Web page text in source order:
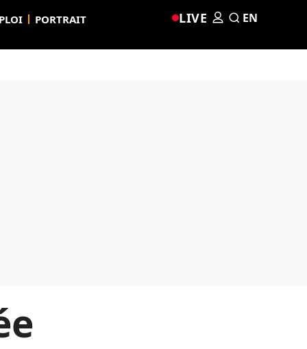
PORTRAIT LIVE EN